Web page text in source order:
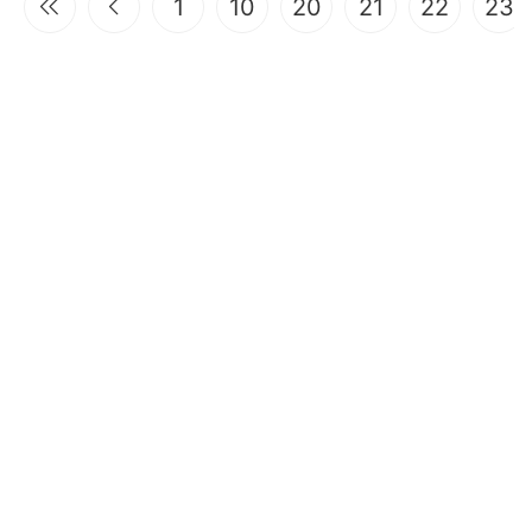
1 10 20 21 22 23